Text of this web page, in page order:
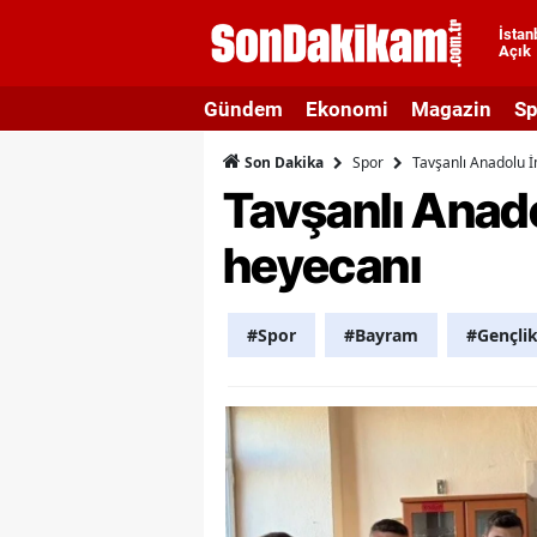
Açık
Gündem Ekonomi Magazin
Son Dakika Spor Tavşanlı Anadolu
Tavşanlı
heyecanı
#Spor #Bayram #Gençlik